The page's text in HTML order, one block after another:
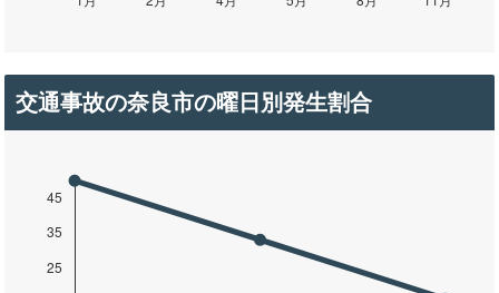
交通事故の奈良市の曜日別発生割合